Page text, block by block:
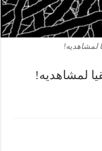
لمشاهديه!
لمشاهديه!